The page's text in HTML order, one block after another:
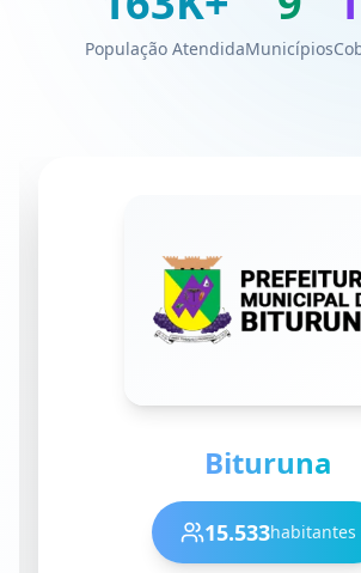
População AtendidaMunicípios
Bituruna
15.533habitantes